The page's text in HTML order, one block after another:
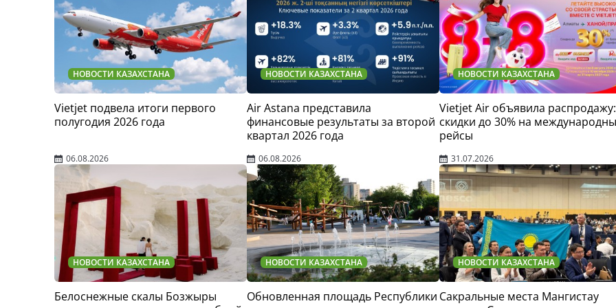
НОВОСТИ КАЗАХСТАНА
Vietjet подвела итоги первого
полугодия 2026 года
06.08.2026
НОВОСТИ КАЗАХСТАНА
Air Astana представила
финансовые результаты за второй
квартал 2026 года
06.08.2026
НОВОСТИ КАЗАХСТАНА
Vietjet Air объявила распродажу:
скидки до 30% на
рейсы
31.07.2026
НОВОСТИ КАЗАХСТАНА
Белоснежные скалы Бозжыры
НОВОСТИ КАЗАХСТАНА
Обновленная площадь Республики
НОВОСТИ КАЗАХСТАНА
Сакральные места Мангистау